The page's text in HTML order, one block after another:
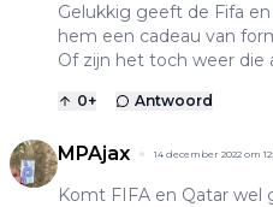
Gelukkig geeft de Fifa
hem een cadeau van
Of zijn het toch weer die
0+ Antwoord
MPAjax 14 december 2022 om
Komt FIFA en Qatar wel